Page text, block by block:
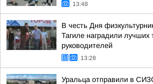
13:48
В честь Дня
Тагиле наградили лучших
руководителей
13:28
Уральца отправили в